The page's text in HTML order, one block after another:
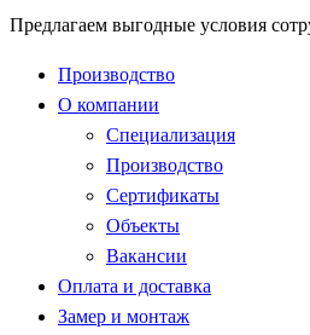
Предлагаем выгодные условия
Производство
О компании
Специализация
Производство
Сертификаты
Объекты
Вакансии
Оплата и доставка
Замер и монтаж